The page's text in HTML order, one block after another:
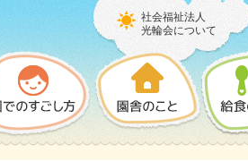
社会福祉法人
光輪会について